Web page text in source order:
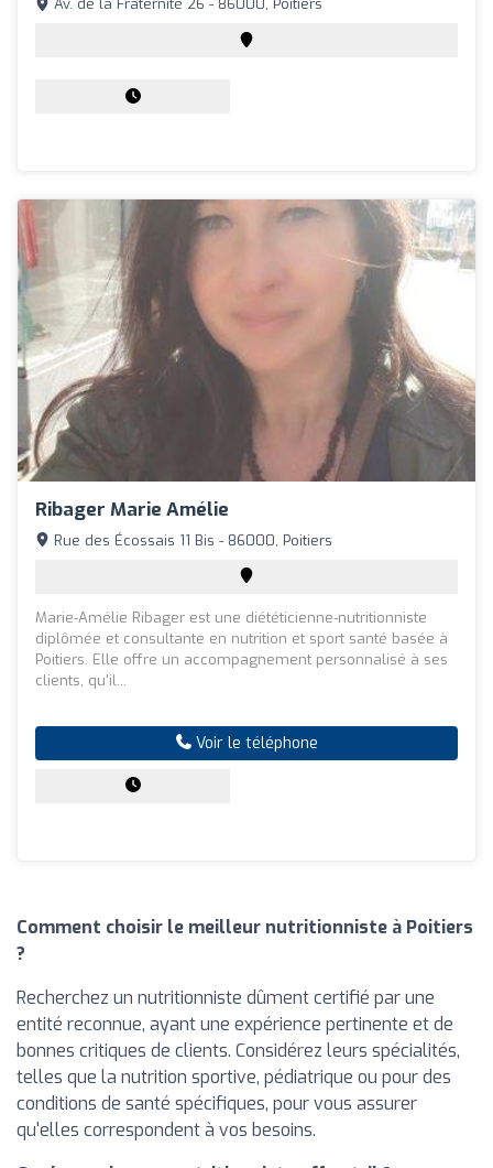
Av. de la Fraternité 26 - 86000, Poitiers
Ribager Marie Amélie
Rue des Écossais 11 Bis - 86000, Poitiers
Marie-Amélie Ribager est une diététicienne-nutritionniste
diplômée et consultante en nutrition et sport santé basée à
Poitiers. Elle offre un accompagnement personnalisé à ses
clients, qu'il...
Voir le téléphone
Comment choisir le meilleur nutritionniste à Poitiers
?
Recherchez un nutritionniste dûment certifié par une
entité reconnue, ayant une expérience pertinente et de
bonnes critiques de clients. Considérez leurs spécialités,
telles que la nutrition sportive, pédiatrique ou pour des
conditions de santé spécifiques, pour vous assurer
qu'elles correspondent à vos besoins.